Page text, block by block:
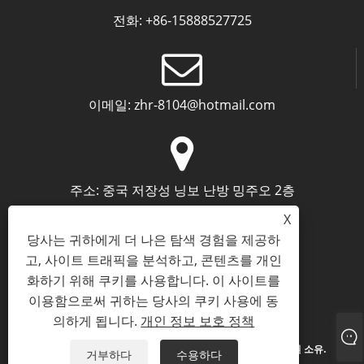
전화: +86-15888527725
이메일: zhr-8104@hotmail.com
주소: 중국 저장성 닝보 난방 밍주오 2층
Sitemap RSS XML 개인 정보 보호 정책
저작권 © 2024 닝보 Archermind 전자 상거래 유한 회사 판권 소유.
X
당사는 귀하에게 더 나은 탐색 경험을 제공하
고, 사이트 트래픽을 분석하고, 콘텐츠를 개인
화하기 위해 쿠키를 사용합니다. 이 사이트를
이용함으로써 귀하는 당사의 쿠키 사용에 동
의하게 됩니다. 개인 정보 보호 정책
거부하다 수용하다